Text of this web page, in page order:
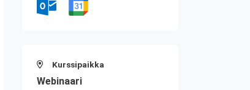
Kurssipaikka
Webinaari